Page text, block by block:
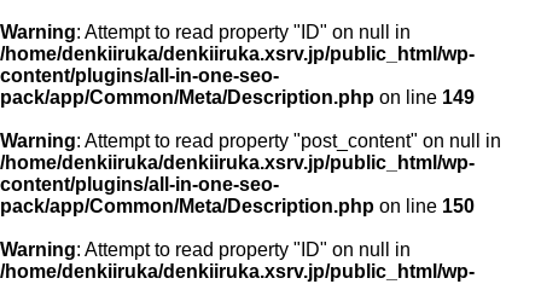
Warning: Attempt to read property "ID" on null in
/home/denkiiruka/denkiiruka.xsrv.jp/public_html/wp-
content/plugins/all-in-one-seo-
pack/app/Common/Meta/Description.php on line 149
Warning: Attempt to read property "post_content" on null in
/home/denkiiruka/denkiiruka.xsrv.jp/public_html/wp-
content/plugins/all-in-one-seo-
pack/app/Common/Meta/Description.php on line 150
Warning: Attempt to read property "ID" on null in
/home/denkiiruka/denkiiruka.xsrv.jp/public_html/wp-